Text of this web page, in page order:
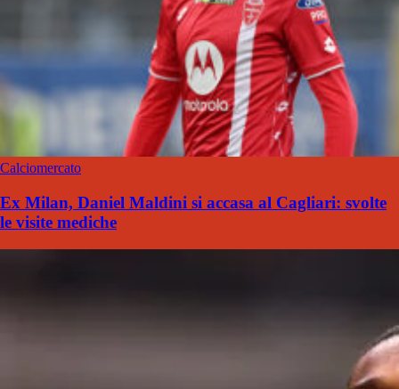
Calciomercato
Ex Milan, Daniel Maldini si accasa al Cagliari: svolte
le visite mediche